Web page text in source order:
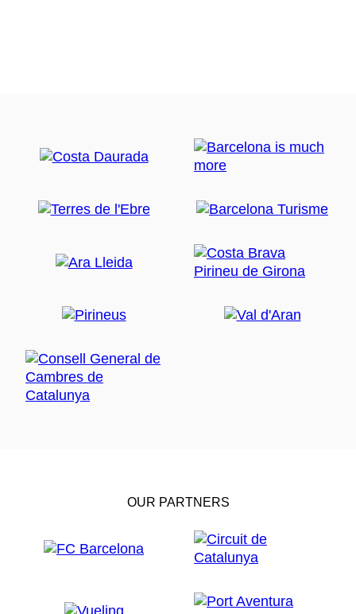
OUR PARTNERS